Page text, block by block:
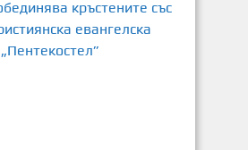
кръстените със
евангелска